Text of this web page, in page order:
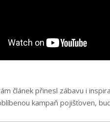
článek přinesl zábavu i
kampaň pojišťoven,